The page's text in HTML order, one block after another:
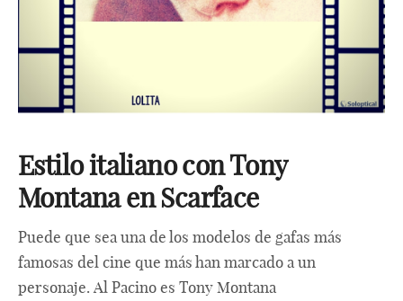
Estilo italiano con Tony
Montana en Scarface
Puede que sea una de los modelos de gafas más
famosas del cine que más han marcado a un
personaje. Al Pacino es Tony Montana